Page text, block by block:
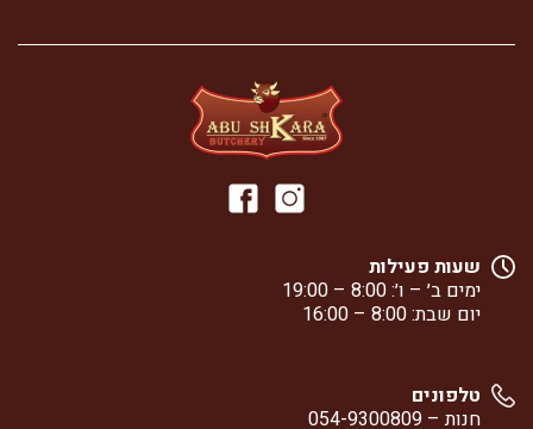
שעות פעילות
ימים ב׳ – ו׳: 8:00 – 19:00
יום שבת: 8:00 – 16:00
טלפונים
חנות – 054-9300809